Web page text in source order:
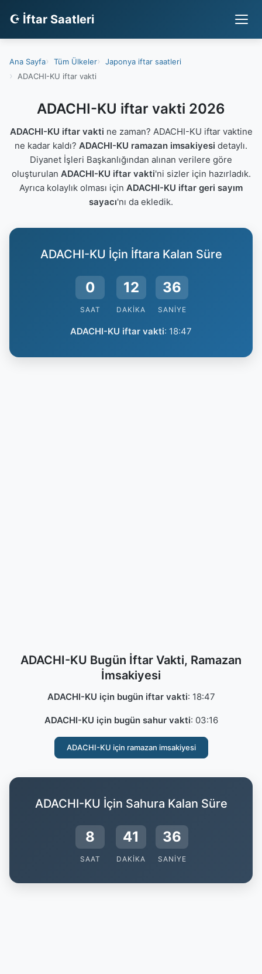
☪ İftar Saatleri
Ana Sayfa Tüm Ülkeler
Japonya iftar saatleri
ADACHI-KU iftar vakti
ADACHI-KU iftar vakti 2026
ADACHI-KU iftar vakti ne zaman? ADACHI-KU iftar vaktine
ne kadar kaldı? ADACHI-KU ramazan imsakiyesi detaylı.
Diyanet İşleri Başkanlığından alınan verilere göre
oluşturulan ADACHI-KU iftar vakti'ni sizler için hazırladık.
Ayrıca kolaylık olması için ADACHI-KU iftar geri sayım
sayacı'nı da ekledik.
ADACHI-KU İçin İftara Kalan Süre
0
SAAT
12
DAKIKA
35
SANIYE
ADACHI-KU iftar vakti: 18:47
ADACHI-KU Bugün İftar Vakti, Ramazan
İmsakiyesi
ADACHI-KU için bugün iftar vakti: 18:47
ADACHI-KU için bugün sahur vakti: 03:16
ADACHI-KU için ramazan imsakiyesi
ADACHI-KU İçin Sahura Kalan Süre
8
SAAT
41
DAKIKA
35
SANIYE